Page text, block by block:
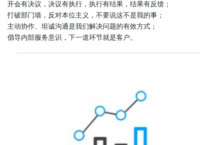
开会有决议，决议有执行，执行有结果，结果有反馈；
打破部门墙，反对本位主义，不要说这不是我的事；
主动协作、坦诚沟通是我们解决问题的有效方式；
倡导内部服务意识，下一道环节就是客户。